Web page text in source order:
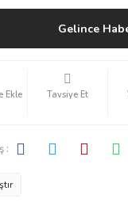
Gelince
Tavsiye Et
: